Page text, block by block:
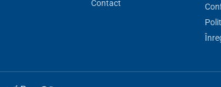
Contact